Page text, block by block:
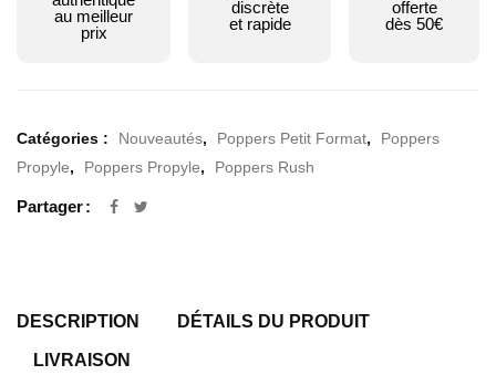
au meilleur
prix
discrète
et rapide
offerte
dès 50€
Catégories : Nouveautés, Poppers Petit Format,
Poppers
Propyle, Poppers Propyle, Poppers Rush
Partager
DESCRIPTION DÉTAILS DU PRODUIT
LIVRAISON